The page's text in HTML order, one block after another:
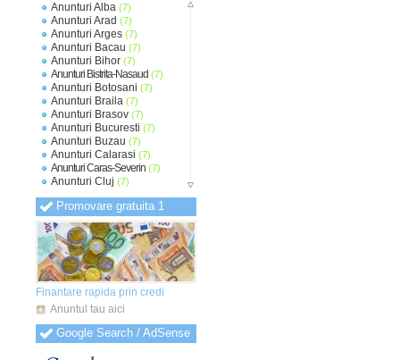
Anunturi Alba (7)
Anunturi Arad (7)
Anunturi Arges (7)
Anunturi Bacau (7)
Anunturi Bihor (7)
Anunturi Bistrita-Nasaud (7)
Anunturi Botosani (7)
Anunturi Braila (7)
Anunturi Brasov (7)
Anunturi Bucuresti (7)
Anunturi Buzau (7)
Anunturi Calarasi (7)
Anunturi Caras-Severin (7)
Anunturi Cluj (7)
Anunturi Constanta
Anunturi Covasna(7)
Anunturi Dambovita(7)
Anunturi Dolj(7)
Anunturi Galati(7)
Anunturi Giurgiu(7)
Anunturi Gorj(7)
Anunturi Harghita (7)
Anunturi Hunedoara
Anunturi Ialomita
Anunturi Iasi(7)
Anunturi Ilfov(7)
Anunturi Maramures
Promovare gratuita 1
Finantare rapida prin credi
Anuntul tau aici
Google Search / AdSense